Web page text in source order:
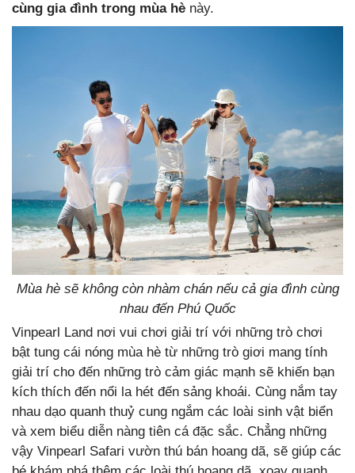
cùng gia đình trong mùa hè này.
Mùa hè sẽ không còn nhàm chán nếu cả gia đình cùng
nhau đến Phú Quốc
Vinpearl Land nơi vui chơi giải trí với những trò chơi
bật tung cái nóng mùa hè từ những trò giơi mang tính
giải trí cho đến những trò cảm giác mạnh sẽ khiến bạn
kích thích đến nổi la hét đến sảng khoái. Cùng nắm tay
nhau dạo quanh thuỷ cung ngắm các loài sinh vật biển
và xem biểu diễn nàng tiên cá đặc sắc. Chẳng những
vậy Vinpearl Safari vườn thú bán hoang dã, sẽ giúp các